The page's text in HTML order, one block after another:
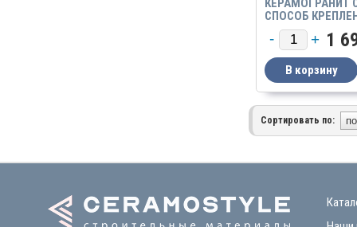
КЕРАМОГРАНИТ
СПОСОБ
ВЕРТИКАЛЬНАЯ
СИСТЕМА
1
Сортировать по: